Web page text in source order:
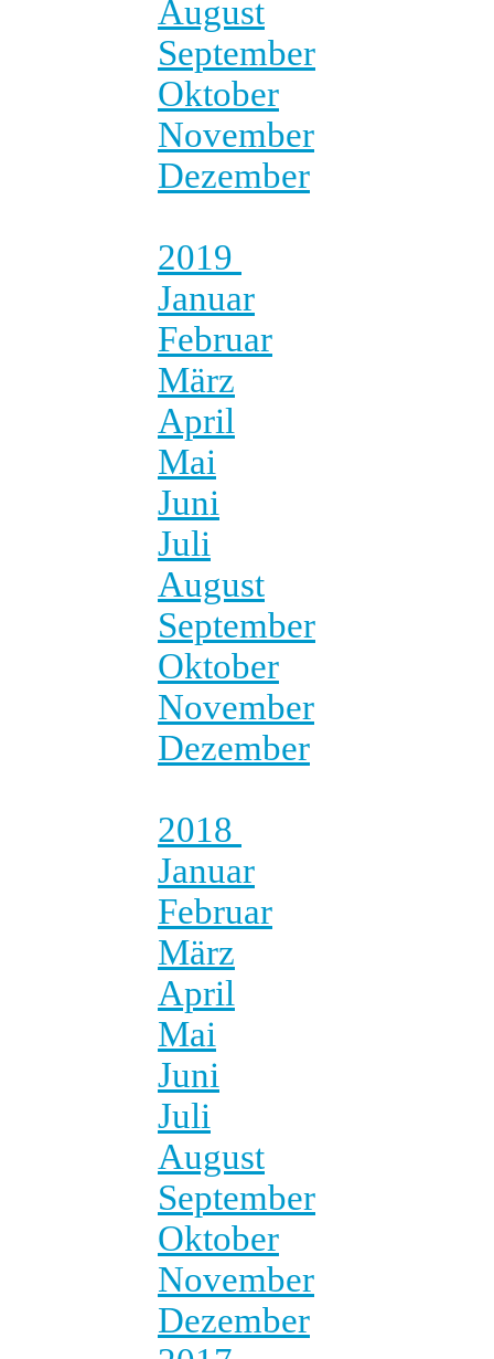
August
September
Oktober
November
Dezember
2019
Januar
Februar
März
April
Mai
Juni
Juli
August
September
Oktober
November
Dezember
2018
Januar
Februar
März
April
Mai
Juni
Juli
August
September
Oktober
November
Dezember